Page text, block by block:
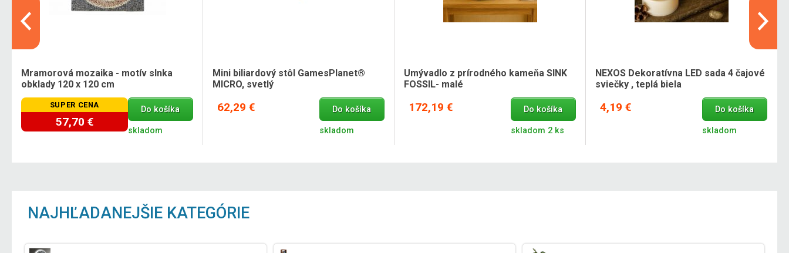
Mramorová mozaika - motív slnka
obklady 120 x 120 cm
SUPER CENA
57,70 €
Do košíka
skladom
Mini biliardový stôl GamesPlanet®
MICRO, svetlý
62,29 € Do košíka
skladom
Umývadlo z prírodného kameňa SINK
FOSSIL- malé
172,19 € Do košíka
skladom 2 ks
NEXOS Dekoratívna LED sada 4 čajové
sviečky , teplá biela
4,19 € Do košíka
skladom
NAJHĽADANEJŠIE KATEGÓRIE